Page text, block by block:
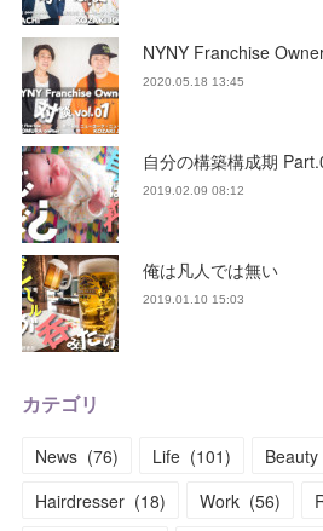
NYNY Franchise
2020.05.18 13:45
自分の構築構成期
2019.02.09 08:12
俺は凡人では無い
2019.01.10 15:03
カテゴリ
News (76) Life (101) Beauty
Hairdresser (18) Work (56)